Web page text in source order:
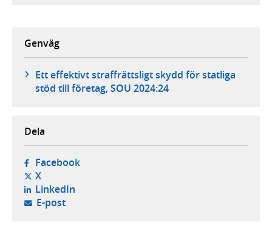
Genväg
Ett effektivt straffrättsligt skydd för statliga
stöd till företag, SOU 2024:24
Dela
Facebook- öppnas i ny flik, extern webbplats,
X- öppnas i ny flik, extern webbplats,
LinkedIn- öppnas i ny flik, extern webbplats,
E-post- öppnar din e-postklient,